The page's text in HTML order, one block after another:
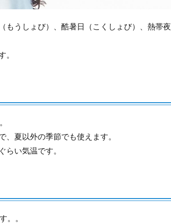
もうしょび）、酷暑日（こくしょび）、熱帯夜
。
夏以外の季節でも使えます。
らい気温です。
。。